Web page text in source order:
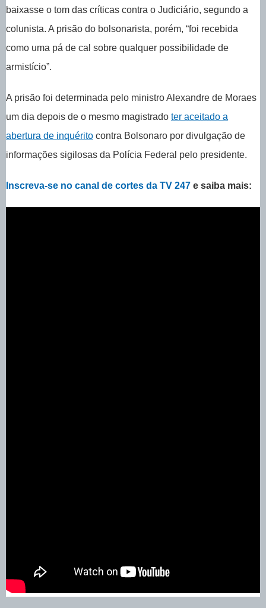
baixasse o tom das críticas contra o Judiciário, segundo a
colunista. A prisão do bolsonarista, porém, “foi recebida
como uma pá de cal sobre qualquer possibilidade de
armistício”.
A prisão foi determinada pelo ministro Alexandre de Moraes
um dia depois de o mesmo magistrado ter aceitado a
abertura de inquérito contra Bolsonaro por divulgação de
informações sigilosas da Polícia Federal pelo presidente.
Inscreva-se no canal de cortes da TV 247 e saiba mais: